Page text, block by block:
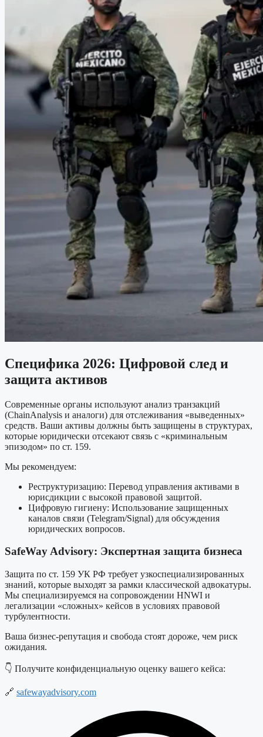
Специфика 2026: Цифровой след и
защита активов
Современные органы используют анализ транзакций
(ChainAnalysis и аналоги) для отслеживания «выведенных»
средств. Ваши активы должны быть защищены в структурах,
которые юридически отсекают связь с «криминальным
эпизодом» по ст. 159.
Мы рекомендуем:
Реструктуризацию: Перевод управления активами в
юрисдикции с высокой правовой защитой.
Цифровую гигиену: Использование защищенных
каналов связи (Telegram/Signal) для обсуждения
юридических вопросов.
SafeWay Advisory: Экспертная защита бизнеса
Защита по ст. 159 УК РФ требует узкоспециализированных
знаний, которые выходят за рамки классической адвокатуры.
Мы специализируемся на сопровождении HNWI и
легализации «сложных» кейсов в условиях правовой
турбулентности.
Ваша бизнес-репутация и свобода стоят дороже, чем риск
ожидания.
👇 Получите конфиденциальную оценку вашего кейса:
🔗 safewayadvisory.com